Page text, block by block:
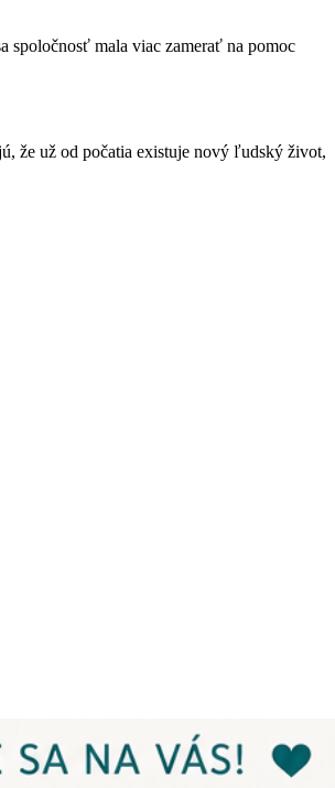
spoločnosť mala viac zamerať na pomoc
že už od počatia existuje nový ľudský život,